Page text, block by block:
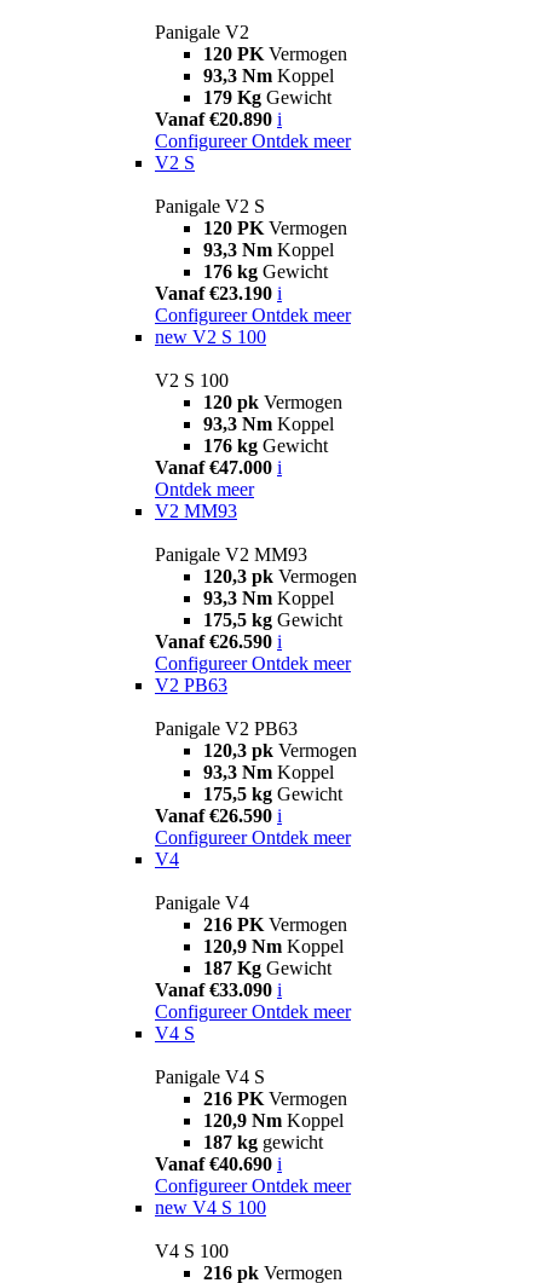
Panigale V2
120 PK Vermogen
93,3 Nm Koppel
179 Kg Gewicht
Vanaf €20.890 i
Configureer Ontdek meer
V2 S
Panigale V2 S
120 PK Vermogen
93,3 Nm Koppel
176 kg Gewicht
Vanaf €23.190 i
Configureer Ontdek meer
new V2 S 100
V2 S 100
120 pk Vermogen
93,3 Nm Koppel
176 kg Gewicht
Vanaf €47.000 i
Ontdek meer
V2 MM93
Panigale V2 MM93
120,3 pk Vermogen
93,3 Nm Koppel
175,5 kg Gewicht
Vanaf €26.590 i
Configureer Ontdek meer
V2 PB63
Panigale V2 PB63
120,3 pk Vermogen
93,3 Nm Koppel
175,5 kg Gewicht
Vanaf €26.590 i
Configureer Ontdek meer
V4
Panigale V4
216 PK Vermogen
120,9 Nm Koppel
187 Kg Gewicht
Vanaf €33.090 i
Configureer Ontdek meer
V4 S
Panigale V4 S
216 PK Vermogen
120,9 Nm Koppel
187 kg gewicht
Vanaf €40.690 i
Configureer Ontdek meer
new V4 S 100
V4 S 100
216 pk Vermogen